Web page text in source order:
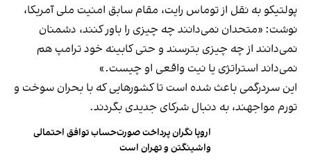
پولتیکو به نقل از توماس رایت، مقام سابق امنیت ملی آمریکا،
نوشت: «متحدان نمی‌دانند چه چیزی را باور کنند، دشمنان
نمی‌دانند از چه چیزی بترسند و حتی کابینه خود ترامپ هم
نمی‌داند استراتژی یا نیت واقعی او چیست.»
این سردرگمی باعث شده است تا کشورهایی که با بحران سوخت و
تورم مواجهند، به دنبال شرکای جدیدی بگردند.
اروپا نگران پرداخت صورت‌حساب توافق احتمالی
واشینگتن و تهران است